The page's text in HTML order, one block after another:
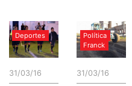
Deportes
31/03/16
Política
Franck
31/03/16